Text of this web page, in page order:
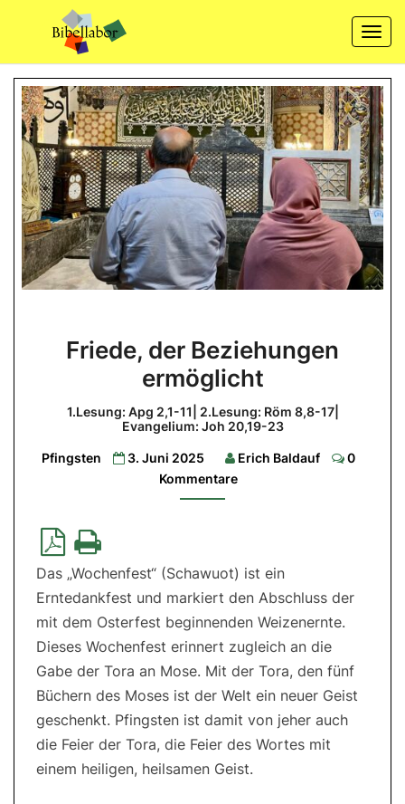
content
der
Beziehungen
ermöglicht
1.Lesung:
2,1-
2.Lesung:
Friede, der Beziehungen
ermöglicht
1.Lesung: Apg 2,1-11| 2.Lesung: Röm 8,8-17|
Evangelium: Joh 20,19-23
Pfingsten 3. Juni 2025 Erich Baldauf
0
Kommentare
Das „Wochenfest“ (Schawuot) ist ein
Erntedankfest und markiert den Abschluss der
mit dem Osterfest beginnenden Weizenernte.
Dieses Wochenfest erinnert zugleich an die
Gabe der Tora an Mose. Mit der Tora, den fünf
Büchern des Moses ist der Welt ein neuer Geist
geschenkt. Pfingsten ist damit von jeher auch
die Feier der Tora, die Feier des Wortes mit
einem heiligen, heilsamen Geist.